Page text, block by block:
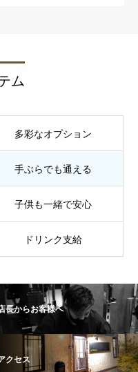
ム
多彩なオプション
手ぶらでも通える
子供も一緒で安心
ドリンク支給
長からお客様へ
クセス